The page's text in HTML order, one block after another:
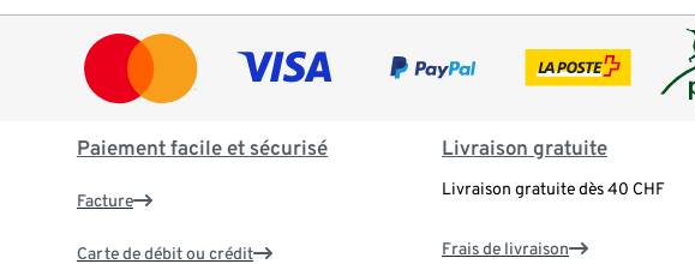
Paiement facile et sécurisé
Facture
Carte de débit ou crédit
Livraison gratuite
Livraison gratuite dès 40 CHF
Frais de livraison